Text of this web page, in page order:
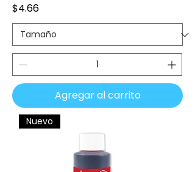
Precio
$4.66
Agregar al carrito
Nuevo